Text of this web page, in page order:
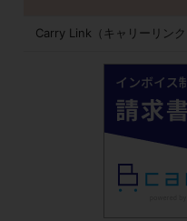
Carry Link（キャリーリン